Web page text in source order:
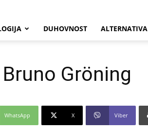
DUHOVNOST ALTERNATIVA
Gröning
WhatsApp X Viber